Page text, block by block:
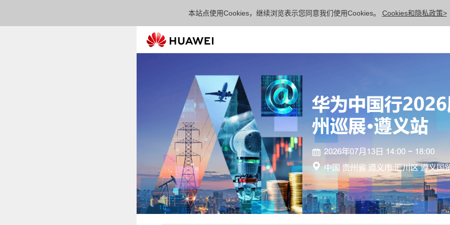
本站点使用Cookies，继续浏览表示您同意我们使用Cookies。 Cookies和隐私政策>